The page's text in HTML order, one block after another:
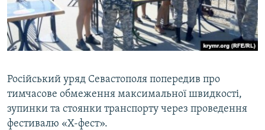
Російський уряд Севастополя попередив про
тимчасове обмеження максимальної швидкості,
зупинки та стоянки транспорту через проведення
фестивалю «Х-фест».